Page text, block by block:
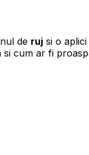
de ruj si o
si cum ar fi